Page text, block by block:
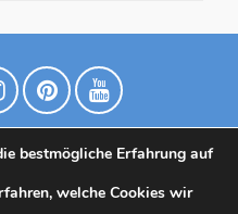
bestmögliche Erfahrung auf
welche Cookies wir